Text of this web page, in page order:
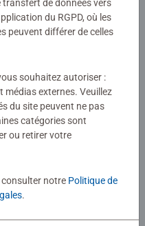
Le royaume des dinosaures
Average rating 5,0 out of 5 stars.
Puzzle enfant
de données vers
du RGPD, où les
peuvent différer de celles
souhaitez autoriser :
externes. Veuillez
du site peuvent ne pas
catégories sont
ou retirer votre
notre Politique de
.